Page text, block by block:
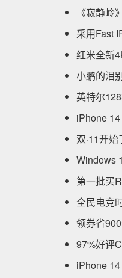
《寂静岭
采用Fast
红米全新
小鹏的泪
英特尔
iPhone
双·11开
Windows
第一批买
全民电竞
领券省
97%好评
iPhone